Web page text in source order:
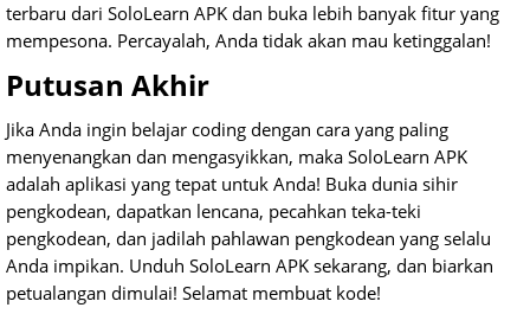
terbaru dari SoloLearn APK dan buka lebih banyak fitur yang
mempesona. Percayalah, Anda tidak akan mau ketinggalan!
Putusan Akhir
Jika Anda ingin belajar coding dengan cara yang paling
menyenangkan dan mengasyikkan, maka SoloLearn APK
adalah aplikasi yang tepat untuk Anda! Buka dunia sihir
pengkodean, dapatkan lencana, pecahkan teka-teki
pengkodean, dan jadilah pahlawan pengkodean yang selalu
Anda impikan. Unduh SoloLearn APK sekarang, dan biarkan
petualangan dimulai! Selamat membuat kode!